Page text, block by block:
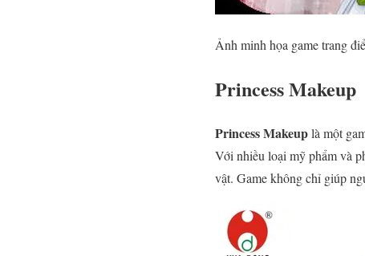
Ảnh minh họa game trang
Princess Makeup
Princess Makeuplà một
Với nhiều loại mỹ phẩm và
vật. Game không chỉ giúp